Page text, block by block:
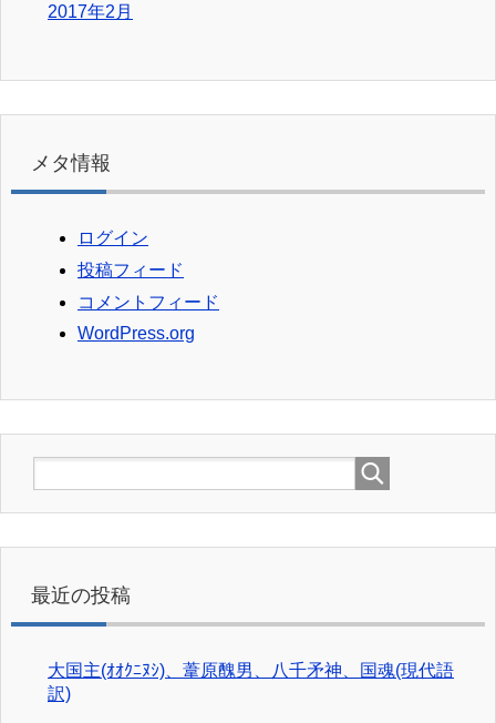
2017年2月
メタ情報
ログイン
投稿フィード
コメントフィード
WordPress.org
最近の投稿
大国主(ｵｵｸﾆﾇｼ)、葦原醜男、八千矛神、国魂(現代語
訳)